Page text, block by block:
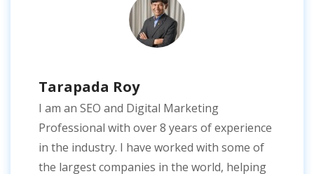
Tarapada Roy
I am an SEO and Digital Marketing
Professional with over 8 years of experience
in the industry. I have worked with some of
the largest companies in the world, helping